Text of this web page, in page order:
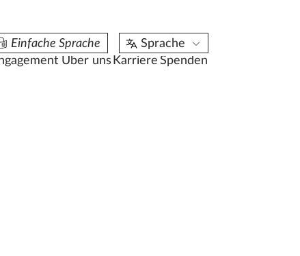
Einfache Sprache
Sprache
Über uns Karriere
17 aktuelle Stellenangebote
Spenden